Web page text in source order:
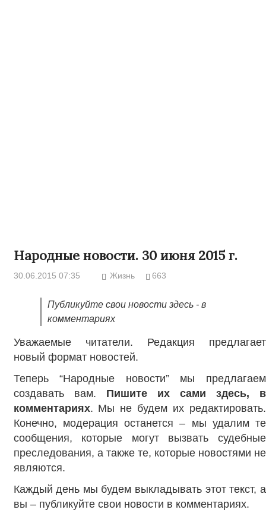
Народные новости. 30 июня 2015 г.
30.06.2015 07:35 Жизнь 663
Публикуйте свои новости здесь - в
комментариях
Уважаемые читатели. Редакция предлагает
новый формат новостей.
Теперь “Народные новости” мы предлагаем
создавать вам. Пишите их сами здесь, в
комментариях. Мы не будем их редактировать.
Конечно, модерация останется – мы удалим те
сообщения, которые могут вызвать судебные
преследования, а также те, которые новостями не
являются.
Каждый день мы будем выкладывать этот текст, а
вы – публикуйте свои новости в комментариях.